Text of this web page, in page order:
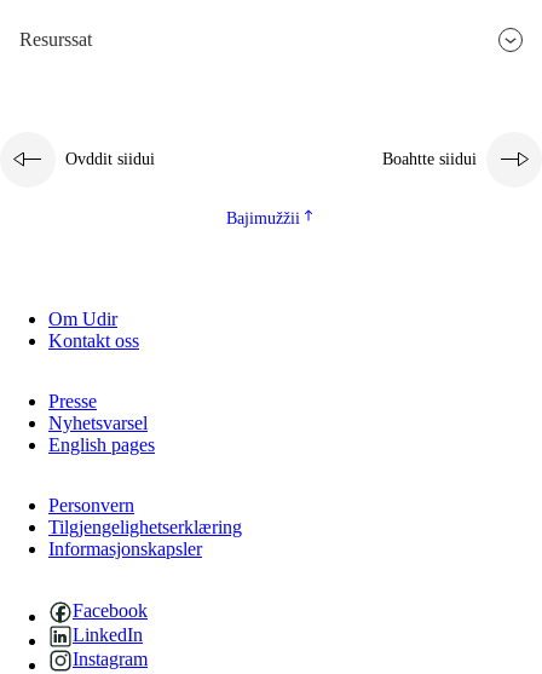
Resurssat
Ovddit siidui Boahtte siidui
Bajimužžii
Om Udir
Kontakt oss
Presse
Nyhetsvarsel
English pages
Personvern
Tilgjengelighetserklæring
Informasjonskapsler
Facebook
LinkedIn
Instagram